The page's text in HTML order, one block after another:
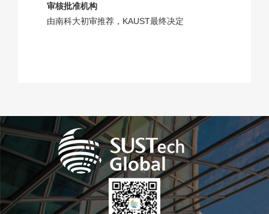
审核批准机构
由南科大初审推荐，KAUST最终决定